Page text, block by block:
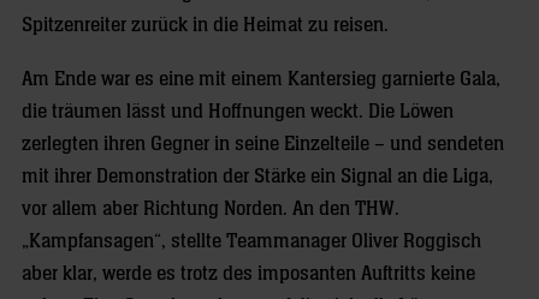
Spitzenreiter zurück in die Heimat zu reisen.
Am Ende war es eine mit einem Kantersieg garnierte Gala,
die träumen lässt und Hoffnungen weckt. Die Löwen
zerlegten ihren Gegner in seine Einzelteile – und sendeten
mit ihrer Demonstration der Stärke ein Signal an die Liga,
vor allem aber Richtung Norden. An den THW.
„Kampfansagen“, stellte Teammanager Oliver Roggisch
aber klar, werde es trotz des imposanten Auftritts keine